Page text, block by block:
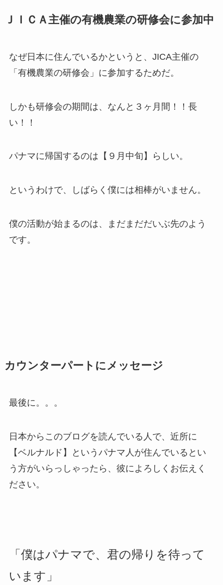
ＪＩＣＡ主催の有機農業の研修会に参加中
なぜ日本に住んでいるかというと、JICA主催の
「有機農業の研修会」に参加するためだ。
しかも研修会の期間は、なんと３ヶ月間！！長
い！！
パナマに帰国するのは【９月中旬】らしい。
というわけで、しばらく僕には相棒がいません。
僕の活動が始まるのは、まだまだだいぶ先のよう
です。
カウンターパートにメッセージ
最後に。。。
日本からこのブログを読んでいる人で、近所に
【ベルナルド】というパナマ人が住んでいるとい
う方がいらっしゃったら、彼によろしくお伝えく
ださい。
「僕はパナマで、君の帰りを待って
います」